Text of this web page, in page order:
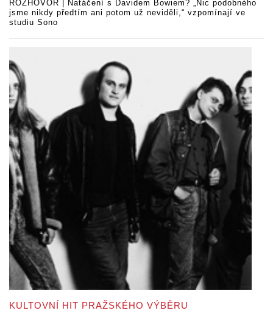
ROZHOVOR | Natáčení s Davidem Bowiem? „Nic podobného
jsme nikdy předtím ani potom už neviděli,“ vzpomínají ve
studiu Sono
KULTOVNÍ HIT PRAŽSKÉHO VÝBĚRU